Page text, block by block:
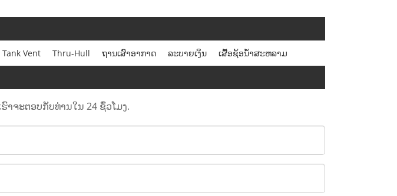
Tank Vent Thru-Hull ຖານເສົາອາກາດ ລະບາຍເງິນ ເສື້ອຊ້ອນ້ໍາສະຫລາມ
ຈະຕອບກັບທ່ານໃນ 24 ຊົ່ວໂມງ.